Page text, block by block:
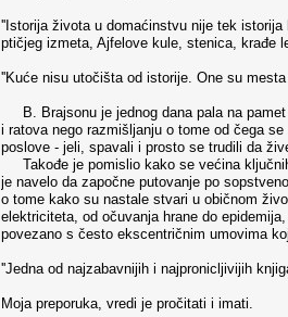
''Istorija života u domaćinstvu nije tek
ptičjeg izmeta, Ajfelove kule, stenica, krađe
''Kuće nisu utočišta od istorije. One su
B. Brajsonu je jednog dana pala na pamet
i ratova nego razmišljanju o tome od čega
poslove - jeli, spavali i prosto se trudili da
Takođe je pomislio kako se većina
je navelo da započne putovanje po
o tome kako su nastale stvari u običnom
elektriciteta, od očuvanja hrane do
povezano s često ekscentričnim umovima
''Jedna od najzabavnijih i najpronicljivijih
Moja preporuka, vredi je pročitati i imati.